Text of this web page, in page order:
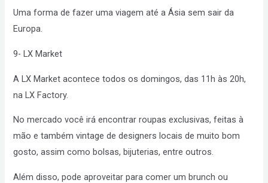
Uma forma de fazer uma viagem até a Ásia sem sair da
Europa.
9- LX Market
A LX Market acontece todos os domingos, das 11h às 20h,
na LX Factory.
No mercado você irá encontrar roupas exclusivas, feitas à
mão e também vintage de designers locais de muito bom
gosto, assim como bolsas, bijuterias, entre outros.
Além disso, pode aproveitar para comer um brunch ou